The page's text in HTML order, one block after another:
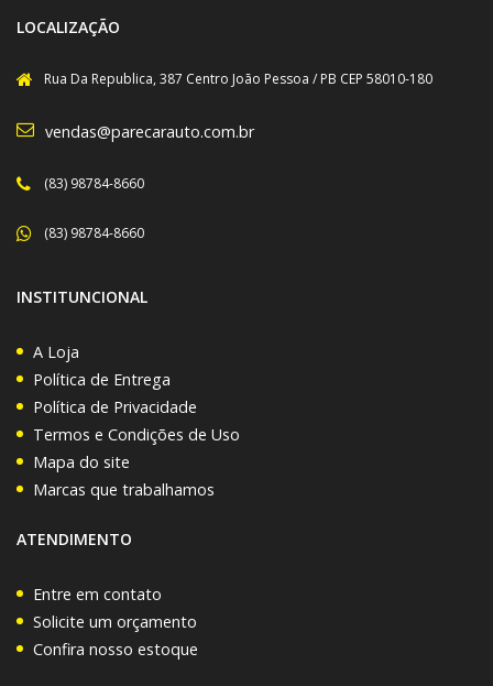
LOCALIZAÇÃO
Rua Da Republica, 387 Centro João Pessoa / PB CEP 58010-180
vendas@parecarauto.com.br
(83) 98784-8660
(83) 98784-8660
INSTITUNCIONAL
A Loja
Política de Entrega
Política de Privacidade
Termos e Condições de Uso
Mapa do site
Marcas que trabalhamos
ATENDIMENTO
Entre em contato
Solicite um orçamento
Confira nosso estoque